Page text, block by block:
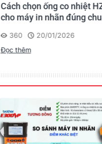
Cách chọn ống co nhiệt
cho máy in nhãn đúng
360
20/01/2026
Đọc thêm